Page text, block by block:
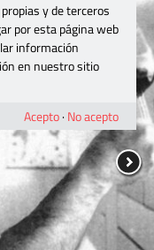
y de terceros
por esta página web
información
en nuestro sitio
Acepto· No acepto